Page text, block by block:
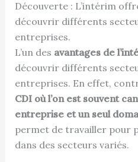
Découverte : L’intérim
découvrir différents
entreprises.
L’un des avantages de
découvrir différents
entreprises. En effet,
CDI où l’on est souvent
entreprise et un seul
permet de travailler pour
dans des secteurs variés.